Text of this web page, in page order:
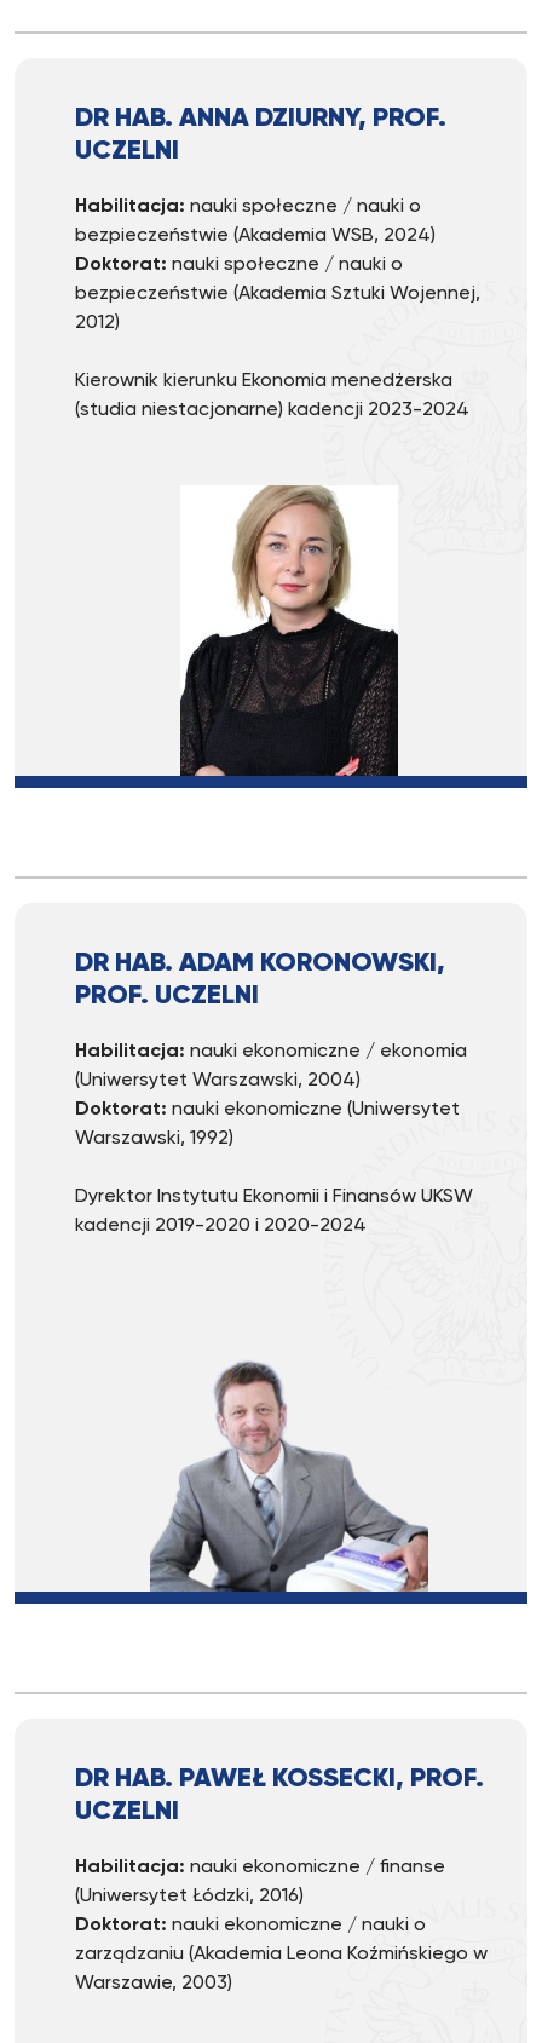
DR HAB. ANNA DZIURNY, PROF.
UCZELNI
Habilitacja: nauki społeczne / nauki o
bezpieczeństwie (Akademia WSB, 2024)
Doktorat: nauki społeczne / nauki o
bezpieczeństwie (Akademia Sztuki Wojennej,
2012)
Kierownik kierunku Ekonomia menedżerska
(studia niestacjonarne) kadencji 2023-2024
DR HAB. ADAM KORONOWSKI,
PROF. UCZELNI
Habilitacja: nauki ekonomiczne / ekonomia
(Uniwersytet Warszawski, 2004)
Doktorat: nauki ekonomiczne (Uniwersytet
Warszawski, 1992)
Dyrektor Instytutu Ekonomii i Finansów UKSW
kadencji 2019-2020 i 2020-2024
DR HAB. PAWEŁ KOSSECKI, PROF.
UCZELNI
Habilitacja: nauki ekonomiczne / finanse
(Uniwersytet Łódzki, 2016)
Doktorat: nauki ekonomiczne / nauki o
zarządzaniu (Akademia Leona Koźmińskiego w
Warszawie, 2003)